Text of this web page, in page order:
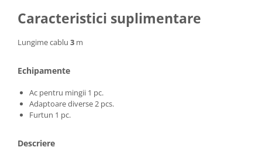
Masini de spalat vase incorporabile
Masini de spalat vase
Motoburghiu/Foreza pamant
Pachete Incorporabile
Pirostrii & Arzatoare
Pompe de stropit
Caracteristici suplimentare
Lungime cablu 3 m
Echipamente
Ac pentru mingii 1 pc.
Adaptoare diverse 2 pcs.
Furtun 1 pc.
Descriere